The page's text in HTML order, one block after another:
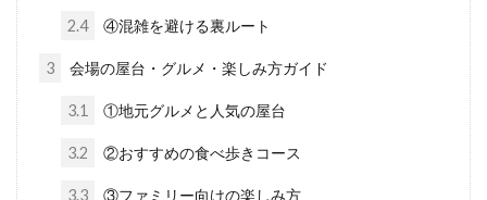
2.4 ④混雑を避ける裏ルート
3 会場の屋台・グルメ・楽しみ方ガイド
3.1 ①地元グルメと人気の屋台
3.2 ②おすすめの食べ歩きコース
3.3 ③ファミリー向けの楽しみ方